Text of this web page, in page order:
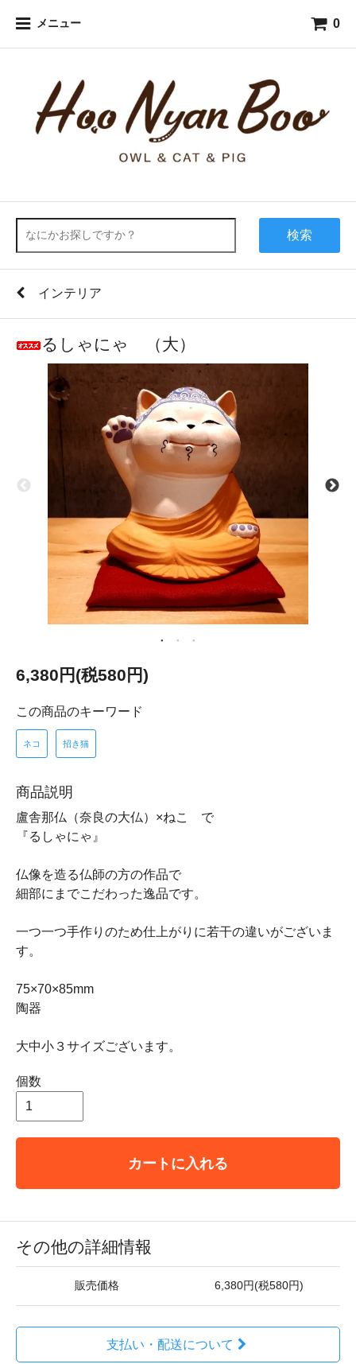
メニュー 0
検索
インテリア
るしゃにゃ （大）
6,380円(税580円)
この商品のキーワード
ネコ 招き猫
商品説明
盧舎那仏（奈良の大仏）×ねこ で
『るしゃにゃ』
仏像を造る仏師の方の作品で
細部にまでこだわった逸品です。
一つ一つ手作りのため仕上がりに若干の違いがございま
す。
75×70×85mm
陶器
大中小３サイズございます。
個数
カートに入れる
その他の詳細情報
販売価格 6,380円(税580円)
支払い・配送について